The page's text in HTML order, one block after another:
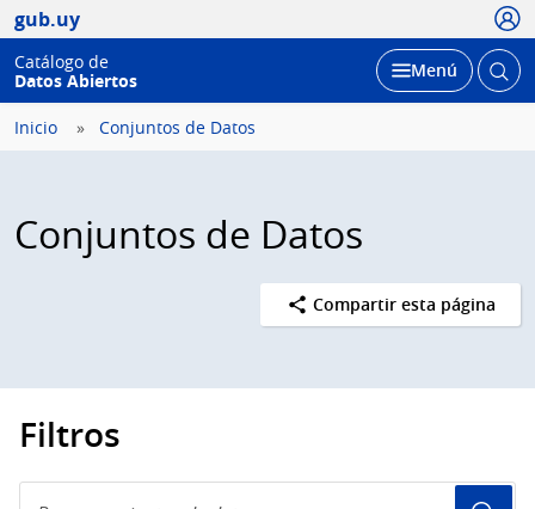
gub.uy
Catálogo de
Datos Abiertos
Desplegar
Menú Abrir
Inicio Conjuntos de Datos
Conjuntos de Datos
Compartir esta página
Filtros